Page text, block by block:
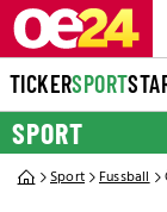
TICKERSPORT
SPORT
Sport Fussball